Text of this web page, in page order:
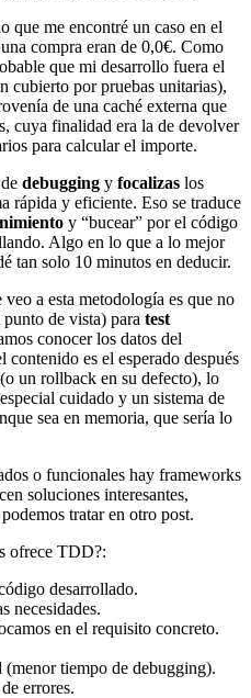
que me encontré un caso en el
compra eran de 0,0€. Como
que mi desarrollo fuera el
cubierto por pruebas unitarias),
de una caché externa que
cuya finalidad era la de devolver
para calcular el importe.
debugging y focalizas los
rápida y eficiente. Eso se traduce
y “bucear” por el código
Algo en lo que a lo mejor
tan solo 10 minutos en deducir.
a esta metodología es que no
de vista) para test
conocer los datos del
es el esperado después
un rollback en su defecto), lo
cuidado y un sistema de
sea en memoria, que sería lo
o funcionales hay frameworks
soluciones interesantes,
tratar en otro post.
ofrece TDD?:
desarrollado.
necesidades.
en el requisito concreto.
tiempo de debugging).
errores.